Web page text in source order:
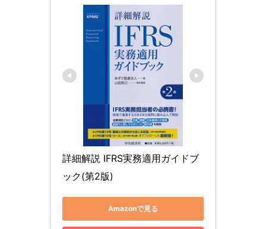
詳細解説 IFRS実務適用ガイドブ
ック(第2版)
Amazonで見る